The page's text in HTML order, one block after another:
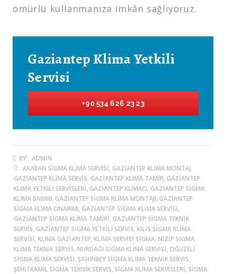
ömürlü kullanmanıza imkân sağlıyoruz.
Gaziantep Klima Yetkili
Servisi
+90 534 626 23 23
BY: ADMIN
ARABAN SIGMA KLIMA SERVISI, GAZIANTEP KLIMA MONTAJ,
GAZIANTEP KLIMA SERVIS, GAZIANTEP KLIMA TAMIR, GAZIANTEP
KLIMA YETKILI SERVISLERI, GAZIANTEP KLIMACI, GAZIANTEP SIGMA
KLIMA BAKIMI, GAZIANTEP SIGMA KLIMA MONTAJI, GAZIANTEP
SIGMA KLIMA ONARIMI, GAZIANTEP SIGMA KLIMA SERVISI,
GAZIANTEP SIGMA KLIMA TAMIRI, GAZIANTEP SIGMA TEKNIK
SERVIS, GAZIANTEP SIGMA YETKILI SERVIS, KILIS SIGMA KLIMA
SERVISI, KLIMA GAZIANTEP, KLIMA SERVISI SIGMA, NIZIP SIGMA
KLIMA TEKNIK SERVIS, NURDAĞI SIGMA KLIMA SERVISI, OĞUZELI
SIGMA KLIMA SERVISI, ŞAHINBEY SIGMA KLIMA TEKNIK SERVIS,
ŞEHITKAMIL SIGMA TEKNIK SERVIS, SIGMA KLIMA SERVISLERI, SIGMA